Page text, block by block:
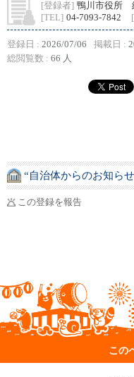
[登録者] 鴨川市役所
[TEL] 04-7093-7842
登録日 : 2026/07/06 掲載日 :
総閲覧数 : 66 人
“自治体からのお知ら
この登録を報告
この